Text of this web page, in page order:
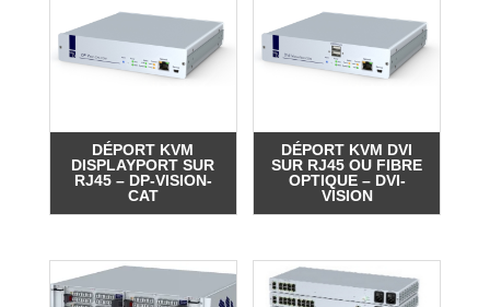
DÉPORT KVM
DISPLAYPORT SUR
RJ45 – DP-VISION-
CAT
DÉPORT KVM DVI
SUR RJ45 OU FIBRE
OPTIQUE – DVI-
VISION